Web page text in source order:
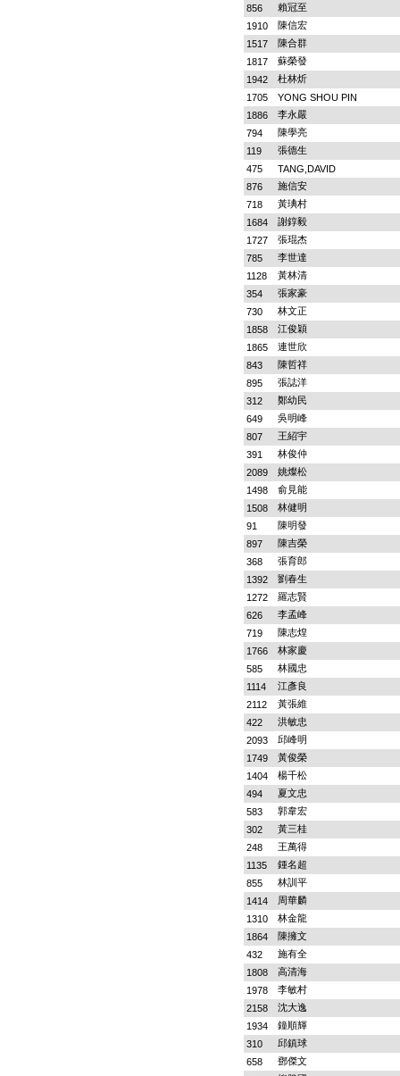
856
賴冠至
1910
陳信宏
1517
陳合群
1817
蘇榮發
1942
杜林炘
1705
YONG SHOU PIN
1886
李永嚴
794
陳學亮
119
張德生
475
TANG,DAVID
876
施信安
718
黃琠村
1684
謝錞毅
1727
張琨杰
785
李世達
1128
黃林清
354
張家豪
730
林文正
1858
江俊穎
1865
連世欣
843
陳哲祥
895
張誌洋
312
鄭幼民
649
吳明峰
807
王紹宇
391
林俊仲
2089
姚燦松
1498
俞見能
1508
林健明
91
陳明發
897
陳吉榮
368
張育郎
1392
劉春生
1272
羅志賢
626
李孟峰
719
陳志煌
1766
林家慶
585
林國忠
1114
江彥良
2112
黃張維
422
洪敏忠
2093
邱峰明
1749
黃俊榮
1404
楊千松
494
夏文忠
583
郭韋宏
302
黃三桂
248
王萬得
1135
鍾名超
855
林訓平
1414
周華麟
1310
林金龍
1864
陳擁文
432
施有全
1808
高清海
1978
李敏村
2158
沈大逸
1934
鐘順輝
310
邱鎮球
658
鄧傑文